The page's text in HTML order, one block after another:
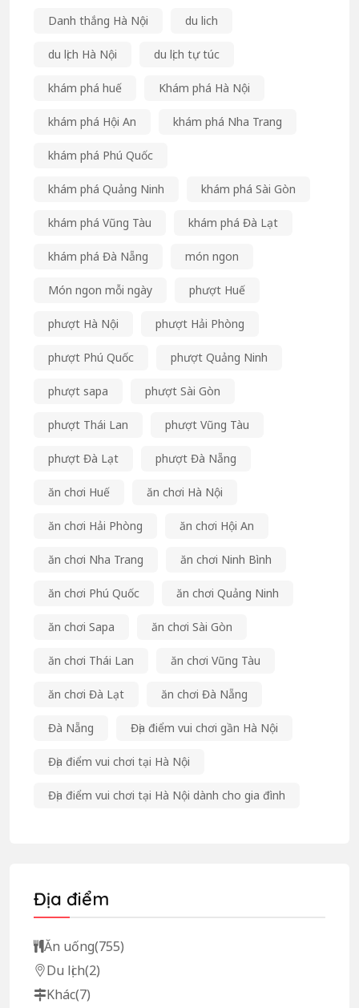
Danh thắng Hà Nội du lich
du lịch Hà Nội du lịch tự túc
khám phá huế Khám phá Hà Nội
khám phá Hội An khám phá Nha Trang
khám phá Phú Quốc
khám phá Quảng Ninh khám phá Sài Gòn
khám phá Vũng Tàu khám phá Đà Lạt
khám phá Đà Nẵng món ngon
Món ngon mỗi ngày phượt Huế
phượt Hà Nội phượt Hải Phòng
phượt Phú Quốc phượt Quảng Ninh
phượt sapa phượt Sài Gòn
phượt Thái Lan phượt Vũng Tàu
phượt Đà Lạt phượt Đà Nẵng
ăn chơi Huế ăn chơi Hà Nội
ăn chơi Hải Phòng ăn chơi Hội An
ăn chơi Nha Trang ăn chơi Ninh Bình
ăn chơi Phú Quốc ăn chơi Quảng Ninh
ăn chơi Sapa ăn chơi Sài Gòn
ăn chơi Thái Lan ăn chơi Vũng Tàu
ăn chơi Đà Lạt ăn chơi Đà Nẵng
Đà Nẵng Địa điểm vui chơi gần Hà Nội
Địa điểm vui chơi tại Hà Nội
Địa điểm vui chơi tại Hà Nội dành cho gia đình
Địa điểm
Ăn uống(755)
Du lịch(2)
Khác(7)